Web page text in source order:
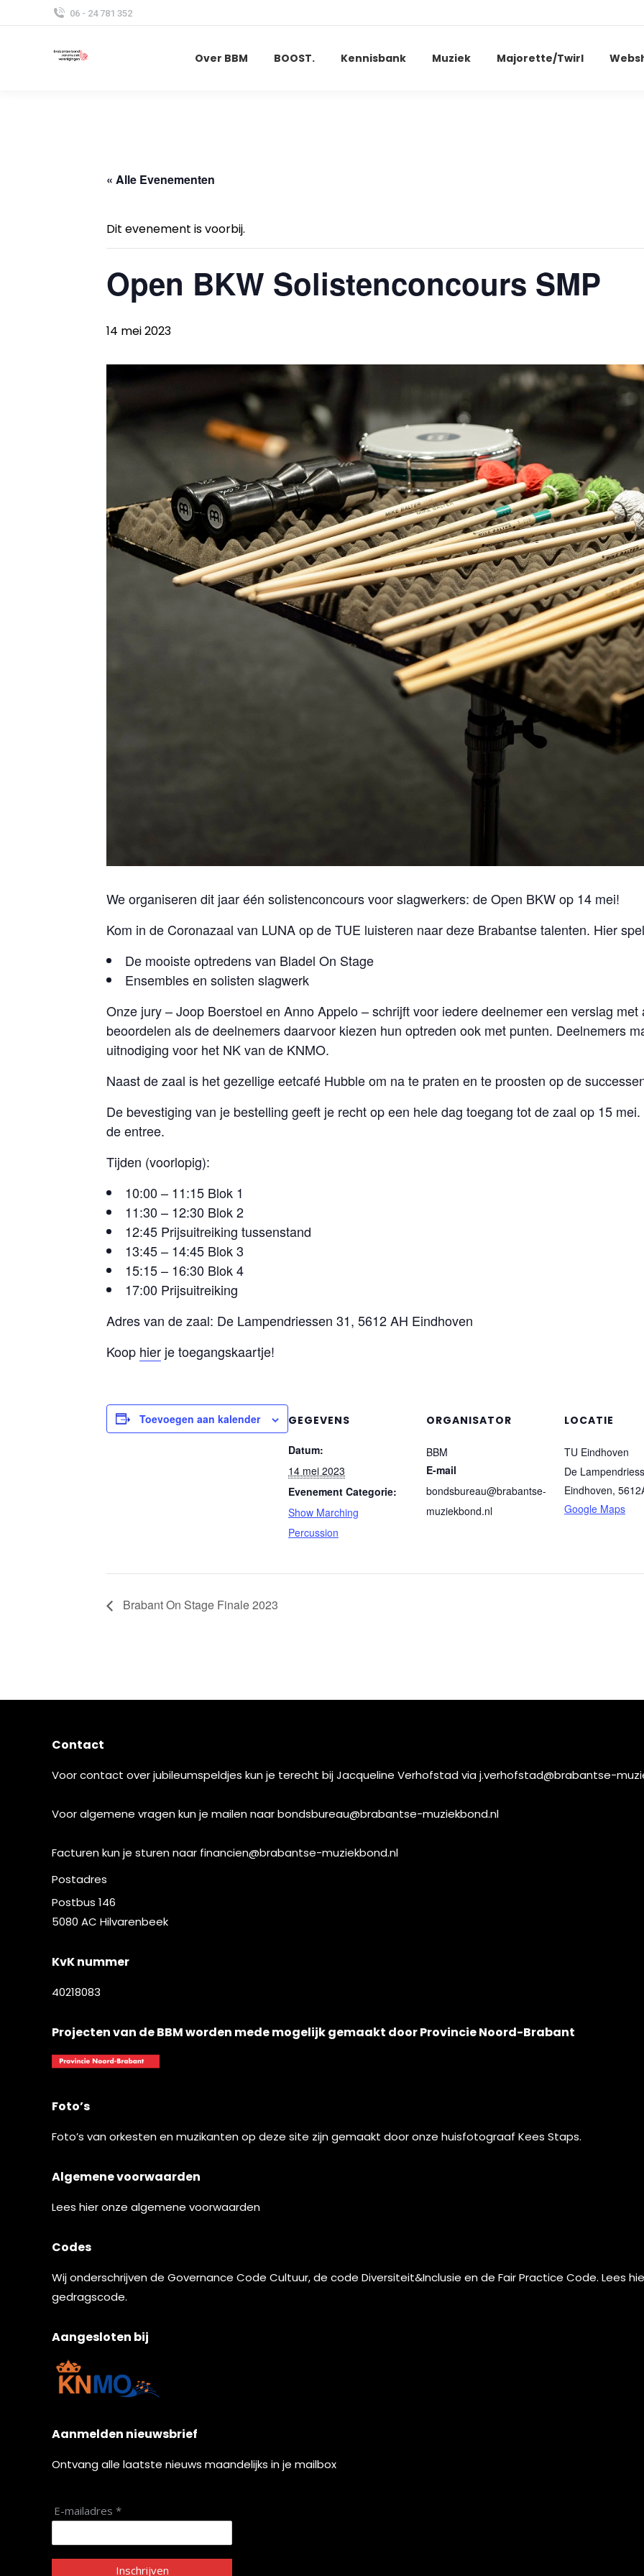
06 - 24 781 352
Over BBM BOOST. Kennisbank Muziek Majorette/Twirl
« Alle Evenementen
Dit evenement is voorbij.
Open BKW Solistenconcours SMP
14 mei 2023
We organiseren dit jaar één solistenconcours voor slagwerkers: de Open BKW op 14 mei!
Kom in de Coronazaal van LUNA op de TUE luisteren naar deze Brabantse talenten. Hier
De mooiste optredens van Bladel On Stage
Ensembles en solisten slagwerk
Onze jury – Joop Boerstoel en Anno Appelo – schrijft voor iedere deelnemer een verslag
beoordelen als de deelnemers daarvoor kiezen hun optreden ook met punten. Deelnemers
uitnodiging voor het NK van de KNMO.
Naast de zaal is het gezellige eetcafé Hubble om na te praten en te proosten op de
De bevestiging van je bestelling geeft je recht op een hele dag toegang tot de zaal op 15
de entree.
Tijden (voorlopig):
10:00 – 11:15 Blok 1
11:30 – 12:30 Blok 2
12:45 Prijsuitreiking tussenstand
13:45 – 14:45 Blok 3
15:15 – 16:30 Blok 4
17:00 Prijsuitreiking
Adres van de zaal: De Lampendriessen 31, 5612 AH Eindhoven
Koop hier je toegangskaartje!
Toevoegen aan kalender GEGEVENS
Datum:
14 mei 2023
Evenement Categorie:
Show Marching
Percussion
ORGANISATOR
BBM
E-mail
bondsbureau@brabantse-
muziekbond.nl
LOCATIE
TU Eindhoven
De
Eindhoven,
Google Maps
Brabant On Stage Finale 2023
Contact
Voor contact over jubileumspeldjes kun je terecht bij Jacqueline Verhofstad viaj.verhofstad@brabantse-
Voor algemene vragen kun je mailen naarbondsbureau@brabantse-muziekbond.nl
Facturen kun je sturen naar financien@brabantse-muziekbond.nl
Postadres
Postbus 146
5080 AC Hilvarenbeek
KvK nummer
40218083
Projecten van de BBM worden mede mogelijk gemaakt door Provincie Noord-Brabant
Foto’s
Foto’s van orkesten en muzikanten op deze site zijn gemaakt door onze huisfotograaf Kees Staps.
Algemene voorwaarden
Lees hieronze algemene voorwaarden
Codes
Wij onderschrijven de Governance Code Cultuur, de code Diversiteit&Inclusie en de Fair Practice Code. Lees
gedragscode.
Aangesloten bij
Aanmelden nieuwsbrief
Ontvang alle laatste nieuws maandelijks in je mailbox
E-mailadres *
Inschrijven